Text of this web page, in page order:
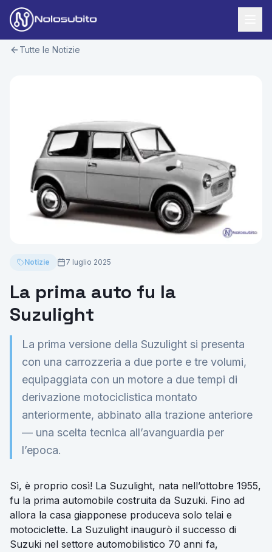
Offerte Business
Offerte Privati
Offerte Moto
Veicoli Commerciali
Offerte Re-Use
Usato Sicuro
Lavora con Noi
Contatti
Tutte le Notizie
Notizie 7 luglio 2025
La prima auto fu la
Suzulight
La prima versione della Suzulight si presenta
con una carrozzeria a due porte e tre volumi,
equipaggiata con un motore a due tempi di
derivazione motociclistica montato
anteriormente, abbinato alla trazione anteriore
— una scelta tecnica all’avanguardia per
l’epoca.
Sì, è proprio così! La Suzulight, nata nell’ottobre 1955,
fu la prima automobile costruita da Suzuki. Fino ad
allora la casa giapponese produceva solo telai e
motociclette. La Suzulight inaugurò il successo di
Suzuki nel settore automobilistico 70 anni fa,